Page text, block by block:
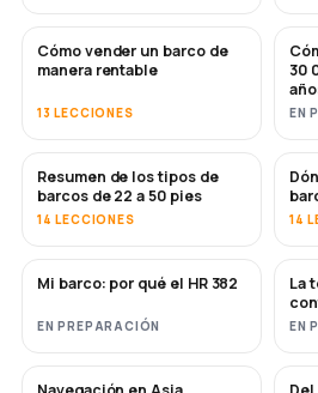
NUEVO
Cómo vender un barco de
manera rentable
13 LECCIONES
30
EN
PRONTO
Resumen de los tipos de
barcos de 22 a 50 pies
14 LECCIONES 14
PRONTO
Mi barco: por qué el HR 382
EN PREPARACIÓN
La
EN
PRONTO